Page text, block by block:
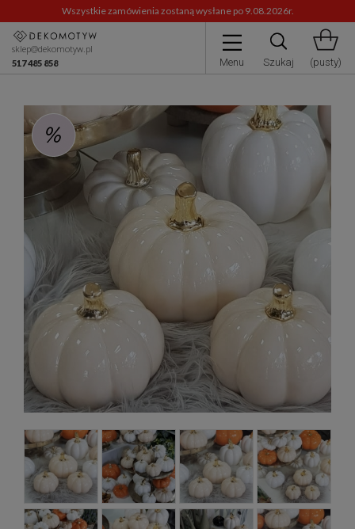
Wszystkie zamówienia zostaną wysłane po 9.08.2026r.
Menu Szukaj (pusty)
sklep@dekomotyw.pl
517 485 858